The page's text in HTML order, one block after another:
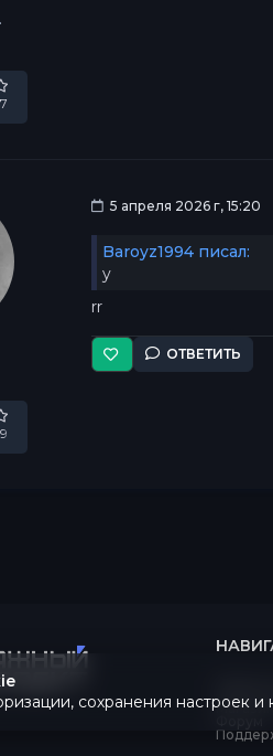
5 апреля 2026 г, 15:20
Baroyz1994 писал:
y
rr
ОТВЕТИТЬ
сохранения настроек